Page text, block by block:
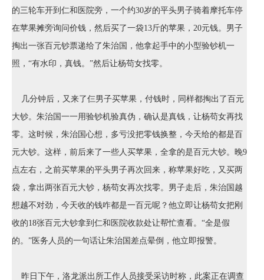
的三轮车开到仁和医院旁，一个约30岁的平头男子骑着摩托车停
在苹果摊旁询问价钱，然后买了一袋13斤的苹果，20元钱。男子
掏出一张百元钞票递给了朱治国，他拿起手中的小型验钞机一
照，“有水印，真钱。”然后让杨苟女找零。
几分钟后，又来了仨男子买苹果，付钱时，同样都掏出了百元
大钞。朱治国一一用验钞机验真伪，确认是真钱，让杨苟女再找
零。这时候，朱治国心想，多亏没把零钱换整，今天给的都是百
元大钞。这样，前后来了一些人买苹果，全拿的是百元大钞。晚9
点左右，之前买苹果的平头男子再次回来，称苹果好吃，又买两
袋，拿出两张百元大钞，杨苟女再次找零。男子走后，朱治国越
想越不对劲，今天收的钱咋都是一百元呢？他立即让杨苟女把刚
收的18张百元大钞拿到仁和医院收款处让帮忙查看。“全是假
的。”医务人员的一句话让朱治国差点晕倒，他立即报警。
昨日下午，洛龙派出所工作人员接受采访时称，此案正在调查